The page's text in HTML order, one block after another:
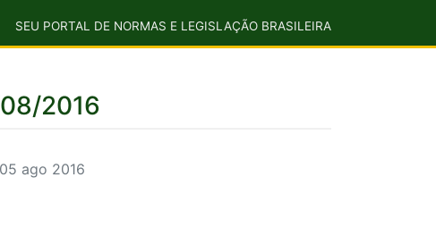
SEU PORTAL DE NORMAS E LEGISLAÇÃO BRASILEIRA
2016
ago 2016